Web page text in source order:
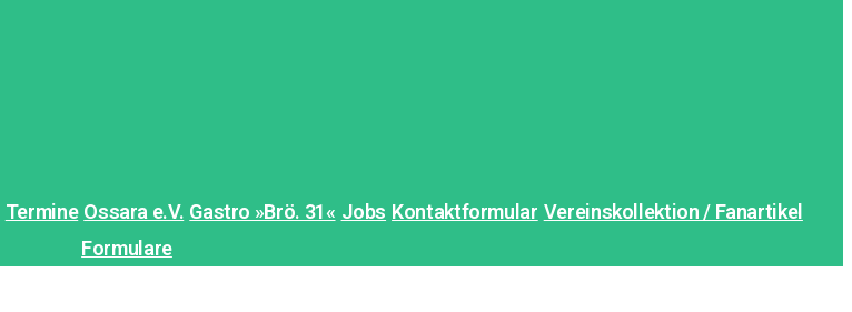
Termine Ossara e.V. Gastro »Brö. 31« Jobs Kontaktformular Vereinskollektion / Fanartikel
Formulare